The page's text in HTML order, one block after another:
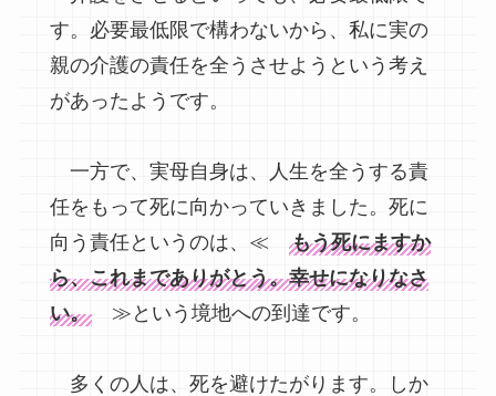
す。必要最低限で構わないから、私に実の
親の介護の責任を全うさせようという考え
があったようです。
一方で、実母自身は、人生を全うする責
任をもって死に向かっていきました。死に
向う責任というのは、≪ もう死にますか
ら、これまでありがとう。幸せになりなさ
い。≫という境地への到達です。
多くの人は、死を避けたがります。しか